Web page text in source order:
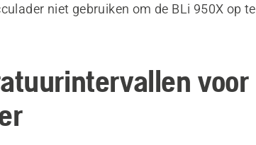
niet gebruiken om de BLi 950X op te
voor